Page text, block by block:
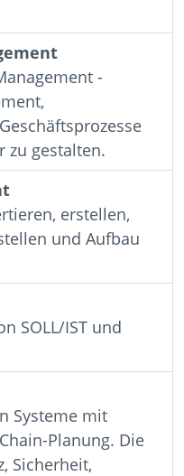
-
zu gestalten.
erstellen,
und Aufbau
SOLL/IST und
Systeme mit
Planung. Die
Sicherheit,